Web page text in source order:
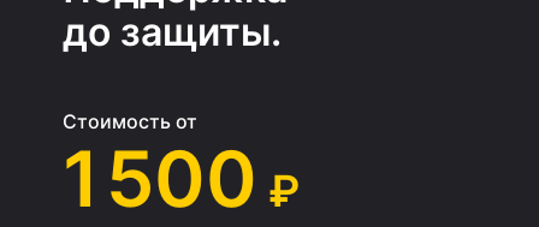
до защиты.
Стоимость от
1 500 ₽